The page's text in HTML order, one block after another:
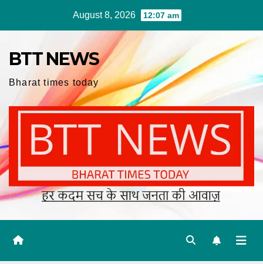
August 8, 2026 12:07 am
BTT NEWS
Bharat times today